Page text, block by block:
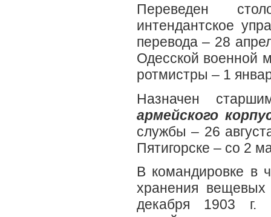
Переведен
интендантское
перевода – 28
Одесской военной
ротмистры – 1
Назначен
армейского
службы – 26
Пятигорске – со 2
В командировке в
хранения
декабря 1903 г.